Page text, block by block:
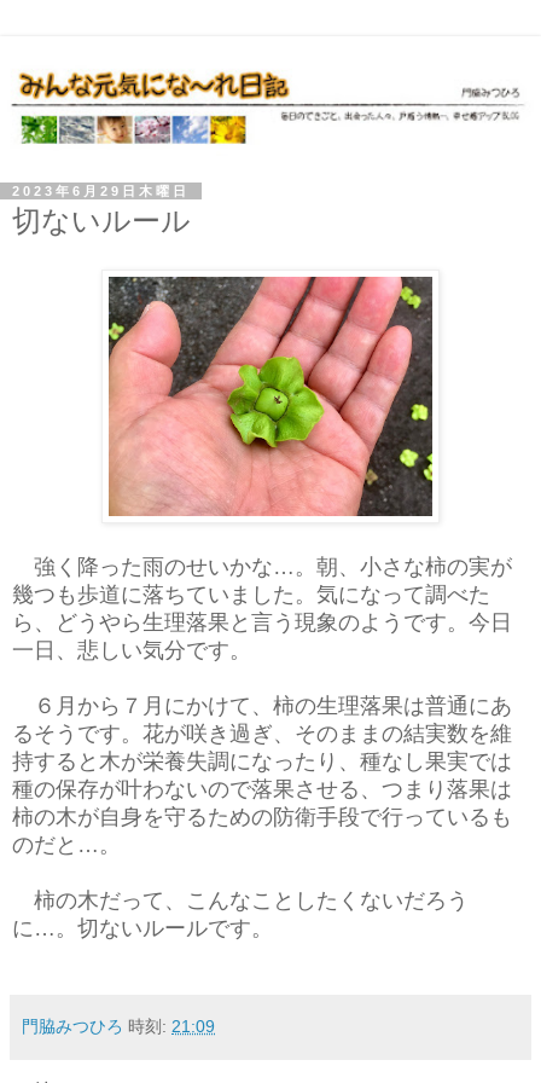
2023年6月29日木曜日
切ないルール
強く降った雨のせいかな…。朝、小さな柿の実が
幾つも歩道に落ちていました。気になって調べた
ら、どうやら生理落果と言う現象のようです。今日
一日、悲しい気分です。
６月から７月にかけて、柿の生理落果は普通にあ
るそうです。花が咲き過ぎ、そのままの結実数を維
持すると木が栄養失調になったり、種なし果実では
種の保存が叶わないので落果させる、つまり落果は
柿の木が自身を守るための防衛手段で行っているも
のだと…。
柿の木だって、こんなことしたくないだろう
に…。切ないルールです。
門脇みつひろ 時刻: 21:09